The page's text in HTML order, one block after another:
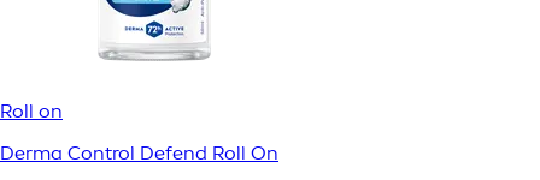
Roll on
Derma Control Defend Roll On